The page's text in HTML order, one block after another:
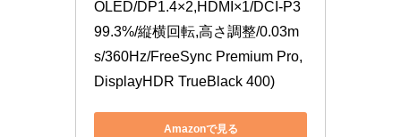
OLED/DP1.4×2,HDMI×1/DCI-P3
99.3%/縦横回転,高さ調整/0.03m
s/360Hz/FreeSync Premium Pro,
DisplayHDR TrueBlack 400)
Amazonで見る